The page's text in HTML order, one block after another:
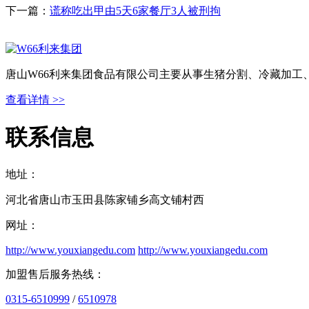
下一篇： 谎称吃出甲由5天6家餐厅3人被刑拘
唐山W66利来集团食品有限公司主要从事生猪分割、冷藏加
查看详情 >>
联系信息
地址：
河北省唐山市玉田县陈家铺乡高文铺村西
网址：
http://www.youxiangedu.com http://www.youxiangedu.com
加盟售后服务热线：
0315-6510999 /6510978